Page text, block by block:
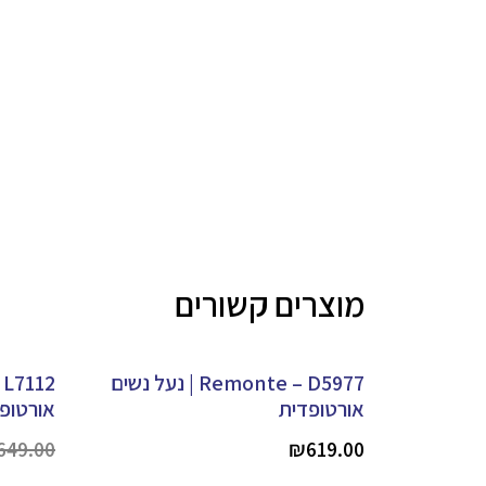
מוצרים קשורים
Remonte – D5977 | נעל נשים
אורטופדית
₪619.00